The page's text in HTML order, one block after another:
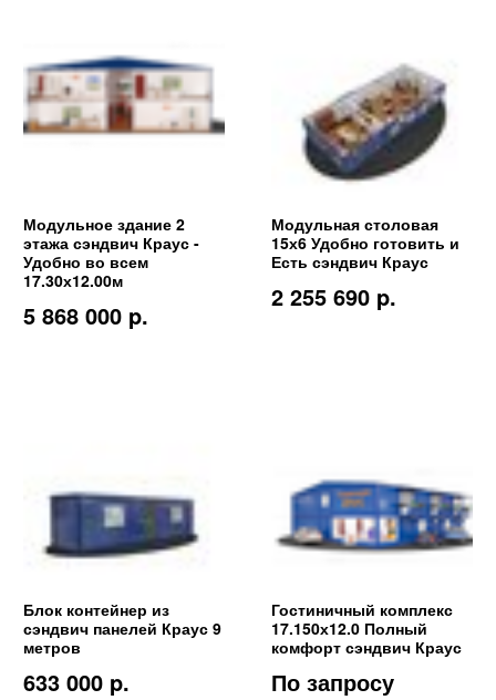
Модульное здание 2
этажа сэндвич Краус -
Удобно во всем
17.30х12.00м
5 868 000 p.
Модульная столовая
15х6 Удобно готовить и
Есть сэндвич Краус
2 255 690 p.
Блок контейнер из
сэндвич панелей Краус 9
метров
633 000 p.
Гостиничный комплекс
17.150х12.0 Полный
комфорт сэндвич Краус
По запросу